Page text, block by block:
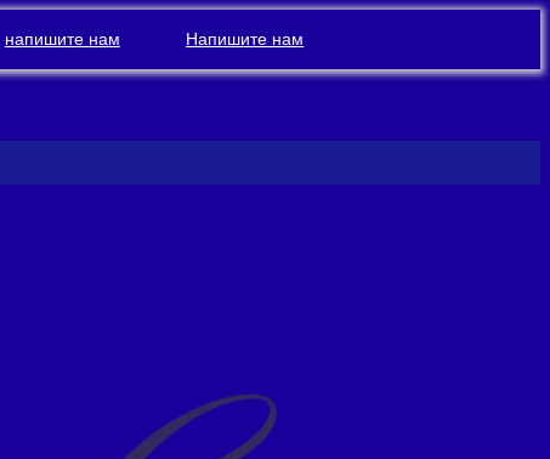
напишите нам Напишите нам